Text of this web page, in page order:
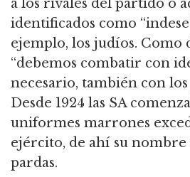
a los rivales del partido o
identificados como
ejemplo, los judíos. Como
“debemos combatir con
necesario, también con los
Desde 1924 las SA
uniformes marrones
ejército, de ahí su nombre
pardas.